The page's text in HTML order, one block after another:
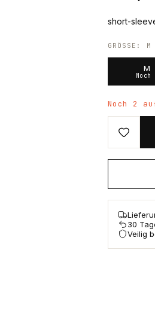
short-
GRÖSSE : M
M
Noch
Noch 2
30
Veilig